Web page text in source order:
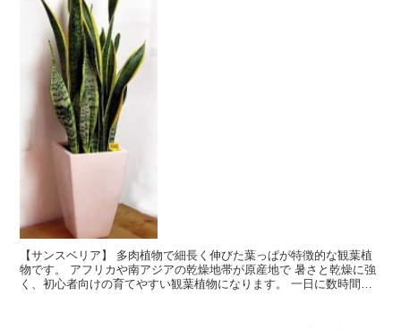
【サンスベリア】 多肉植物で細長く伸びた葉っぱが特徴的な観葉植
物です。 アフリカや南アジアの乾燥地帯が原産地で 暑さと乾燥に強
く、初心者向けの育てやすい観葉植物になります。 一日に数時間日